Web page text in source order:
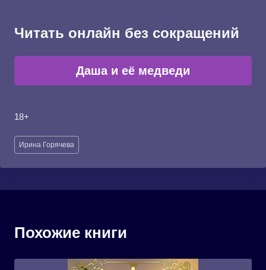
Читать онлайн без сокращений
Даша и её медведи
18+
Метки
записи:
Ирина Горячева
Похожие книги